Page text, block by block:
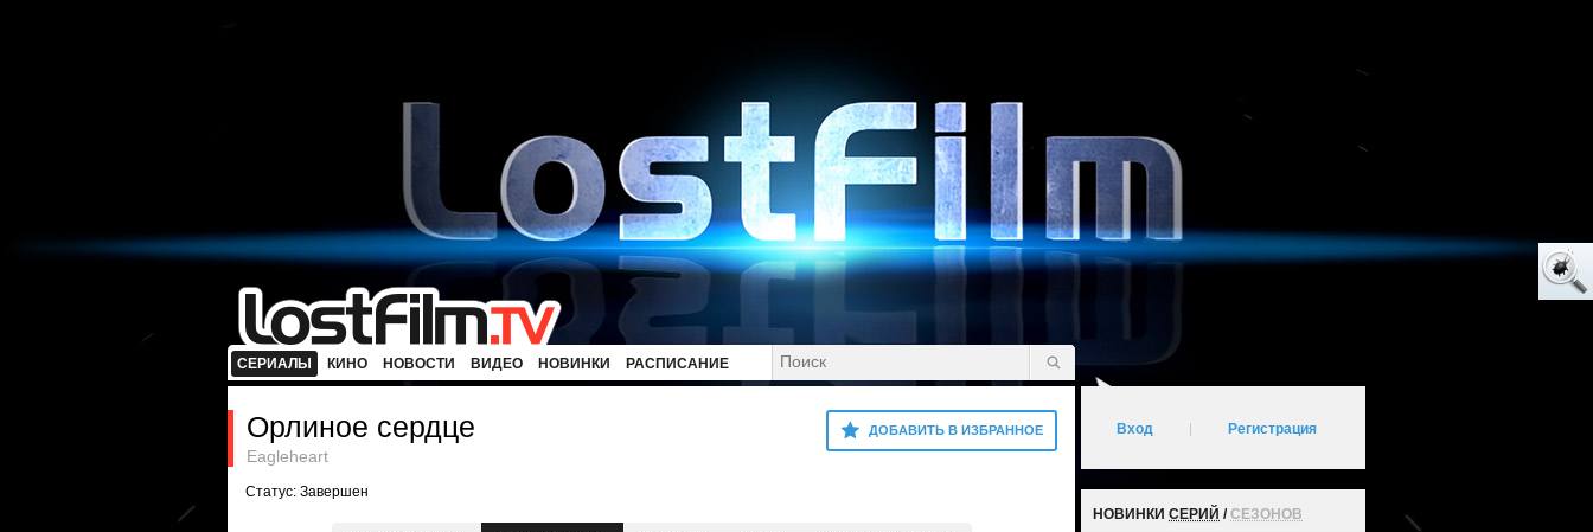
СЕРИАЛЫ КИНО НОВОСТИ ВИДЕО НОВИНКИ РАСПИСАНИЕ
ДОБАВИТЬ В ИЗБРАННОЕ
Орлиное сердце
Eagleheart
Статус: Завершен
Вход Регистрация
НОВИНКИ СЕРИЙ /СЕЗОНОВ